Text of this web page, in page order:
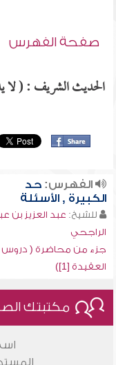
صفحة الفهرس
الحديث الشريف : ( لا
الفهرس:حد
الكبيرة , الأسئلة
للشيخ: عبد العزيز بن
الراجحي
جزء من محاضرة (
العقيدة [1])
مكتبتك